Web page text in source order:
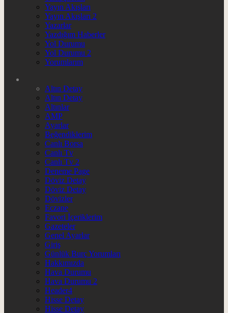
Yayın Akışları
Yayın Akışları 2
Yazarlar
Yazdığım Haberler
Yol Durumu
Yol Durumu 2
Yorumlarım
Altın Detay
Altın Detay
Altınlar
AMP
Ayarlar
Beğendiklerim
Canlı Borsa
Canlı Tv
Canlı Tv 2
Deneme Page
Döviz Detay
Döviz Detay
Dövizler
Eczane
Favori İçeriklerim
Gazeteler
Genel Ayarlar
Giriş
Günlük Burç Yorumları
Hakkımızda
Hava Durumu
Hava Durumu 2
Header4
Hisse Detay
Hisse Detay